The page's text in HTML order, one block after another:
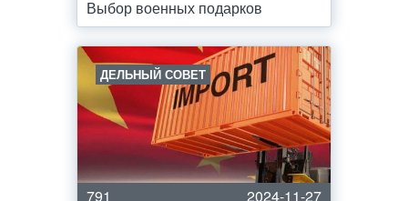
Выбор военных подарков
ДЕЛЬНЫЙ СОВЕТ
791 2024-11-27